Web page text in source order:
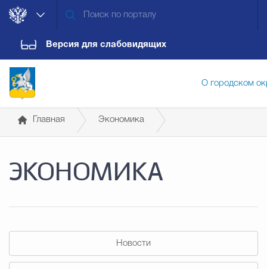
Версия для слабовидящих
О городском
Дума городского округа
Главная Экономика
ЭКОНОМИКА
Новости